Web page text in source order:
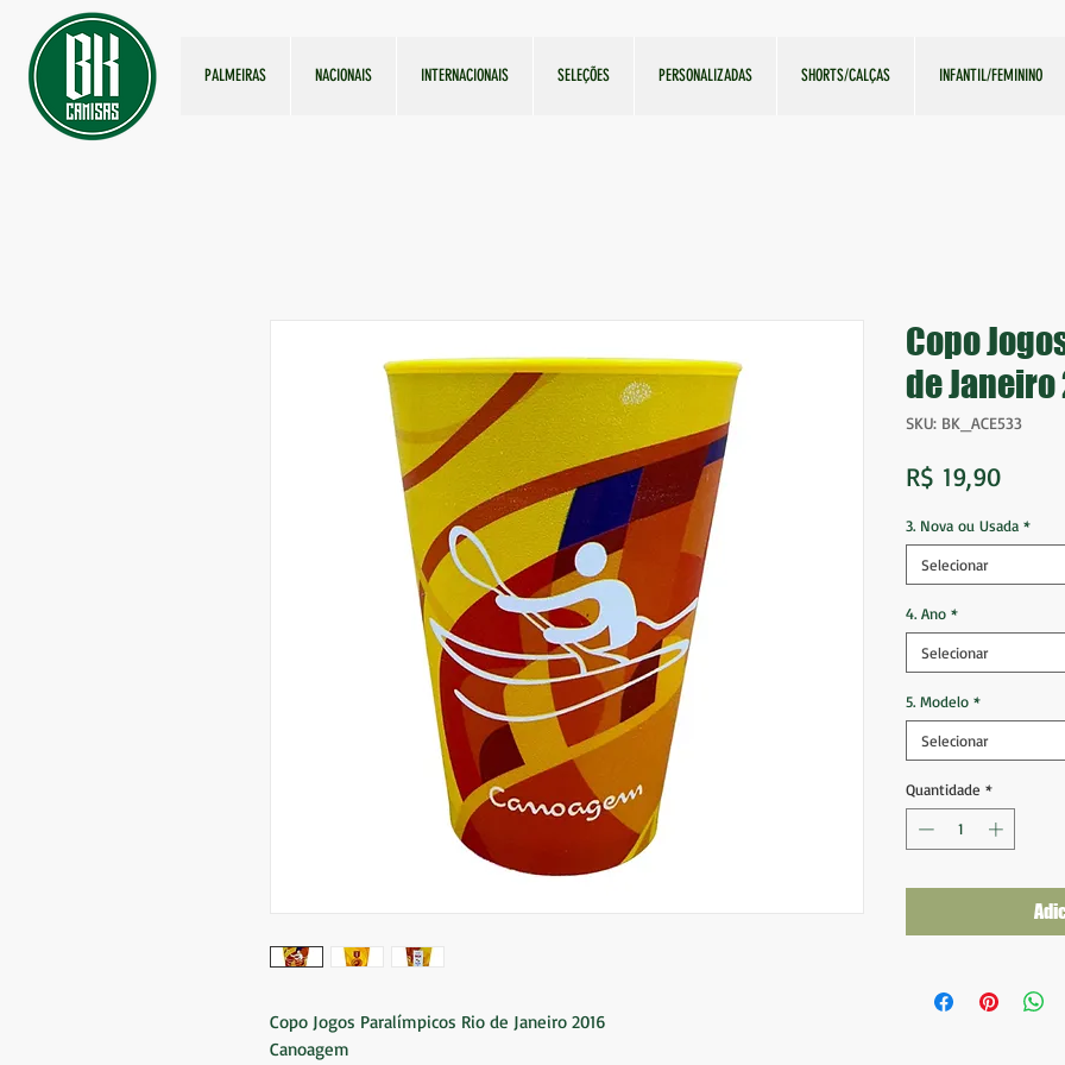
PALMEIRAS NACIONAIS INTERNACIONAIS SELEÇÕES PERSONALIZADAS SHORTS/CALÇAS INFANTIL/FEMININO
Copo Jogos Paralímpicos Rio de Janeiro 2016
Canoagem
Copo
de Janeiro
SKU: BK_ACE533
R$ 19,90Preço
3. Nova ou Usada *
Selecionar
4. Ano *
Selecionar
5. Modelo *
Selecionar
Quantidade *